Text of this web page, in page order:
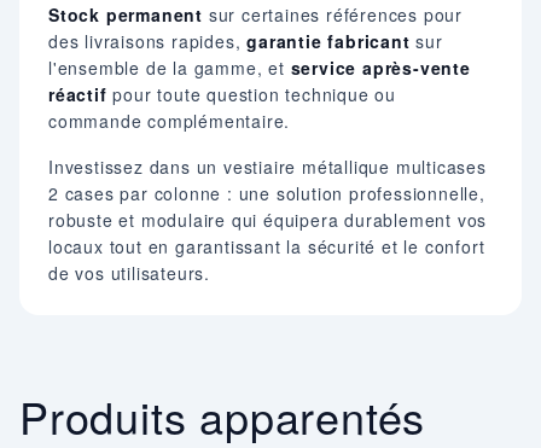
Stock permanent sur certaines références pour
des livraisons rapides,garantie fabricant sur
l'ensemble de la gamme, et service après-vente
réactif pour toute question technique ou
commande complémentaire.
Investissez dans un vestiaire métallique multicases
2 cases par colonne : une solution professionnelle,
robuste et modulaire qui équipera durablement vos
locaux tout en garantissant la sécurité et le confort
de vos utilisateurs.
Produits apparentés